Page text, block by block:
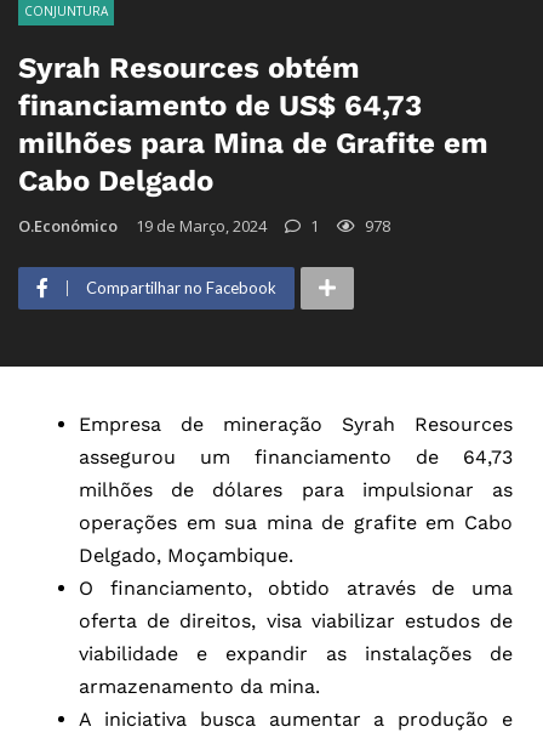
CONJUNTURA
Syrah Resources obtém
financiamento de US$ 64,73
milhões para Mina de Grafite em
Cabo Delgado
O.Económico 19 de Março, 2024 1 978
Compartilhar no Facebook
Empresa de mineração Syrah Resources
assegurou um financiamento de 64,73
milhões de dólares para impulsionar as
operações em sua mina de grafite em Cabo
Delgado, Moçambique.
O financiamento, obtido através de uma
oferta de direitos, visa viabilizar estudos de
viabilidade e expandir as instalações de
armazenamento da mina.
A iniciativa busca aumentar a produção e